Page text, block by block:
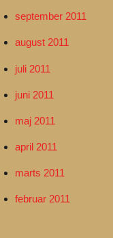
september 2011
august 2011
juli 2011
juni 2011
maj 2011
april 2011
marts 2011
februar 2011